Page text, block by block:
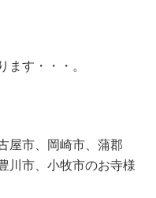
ます・・・。
屋市、岡崎市、蒲郡
川市、小牧市のお寺様